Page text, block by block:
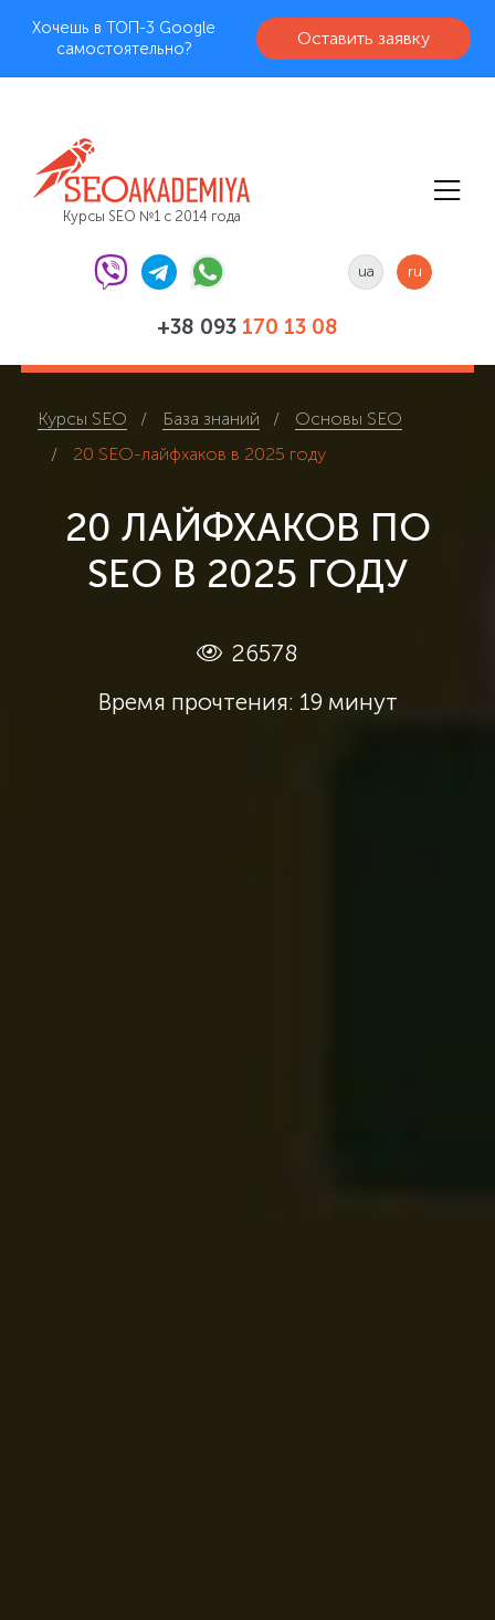
Хочешь в ТОП-3 Google
самостоятельно?
Оставить заявку
Курсы SEO №1 с 2014 года
+38 093 170 13 08
ua ru
Курсы SEO База знаний
Основы SEO
20 SEO-лайфхаков в 2025 году
20 ЛАЙФХАКОВ ПО
SEO В 2025 ГОДУ
26578
Время прочтения: 19 минут